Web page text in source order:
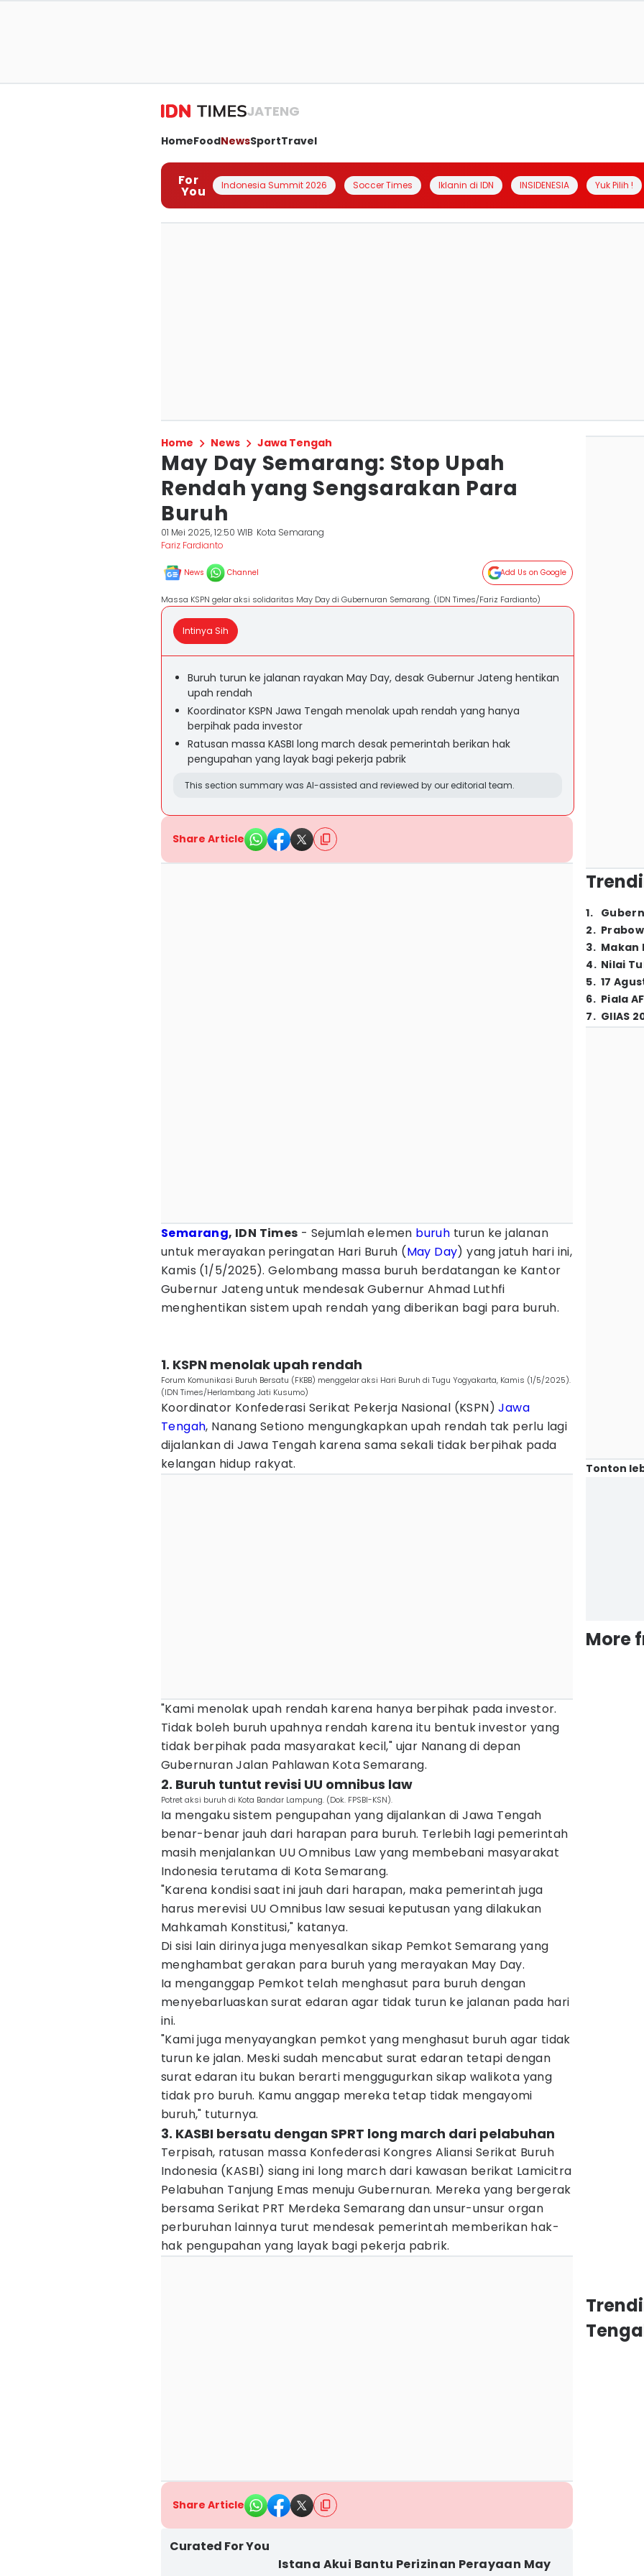
JATENG
HomeFoodNewsSportTravel
For
You Indonesia Summit 2026 Soccer Times Iklanin di IDN INSIDENESIA Yuk Pilih !
Home News Jawa Tengah
May Day Semarang: Stop Upah
Rendah yang Sengsarakan Para
Buruh
01 Mei 2025, 12:50 WIB Kota Semarang
Fariz Fardianto
News Channel Add Us on Google
Massa KSPN gelar aksi solidaritas May Day di Gubernuran Semarang. (IDN Times/Fariz Fardianto)
Intinya Sih
Buruh turun ke jalanan rayakan May Day, desak Gubernur Jateng hentikan
upah rendah
Koordinator KSPN Jawa Tengah menolak upah rendah yang hanya
berpihak pada investor
Ratusan massa KASBI long march desak pemerintah berikan hak
pengupahan yang layak bagi pekerja pabrik
This section summary was AI-assisted and reviewed by our editorial team.
Share Article
Semarang, IDN Times - Sejumlah elemen buruh turun ke jalanan
untuk merayakan peringatan Hari Buruh (May Day) yang jatuh hari ini,
Kamis (1/5/2025). Gelombang massa buruh berdatangan ke Kantor
Gubernur Jateng untuk mendesak Gubernur Ahmad Luthfi
menghentikan sistem upah rendah yang diberikan bagi para buruh.
1. KSPN menolak upah rendah
Forum Komunikasi Buruh Bersatu (FKBB) menggelar aksi Hari Buruh di Tugu Yogyakarta, Kamis (1/5/2025).
(IDN Times/Herlambang Jati Kusumo)
Koordinator Konfederasi Serikat Pekerja Nasional (KSPN)Jawa
Tengah, Nanang Setiono mengungkapkan upah rendah tak perlu lagi
dijalankan di Jawa Tengah karena sama sekali tidak berpihak pada
kelangan hidup rakyat.
"Kami menolak upah rendah karena hanya berpihak pada investor.
Tidak boleh buruh upahnya rendah karena itu bentuk investor yang
tidak berpihak pada masyarakat kecil," ujar Nanang di depan
Gubernuran Jalan Pahlawan Kota Semarang.
2. Buruh tuntut revisi UU omnibus law
Potret aksi buruh di Kota Bandar Lampung. (Dok. FPSBI-KSN).
Ia mengaku sistem pengupahan yang dijalankan di Jawa Tengah
benar-benar jauh dari harapan para buruh. Terlebih lagi pemerintah
masih menjalankan UU Omnibus Law yang membebani masyarakat
Indonesia terutama di Kota Semarang.
"Karena kondisi saat ini jauh dari harapan, maka pemerintah juga
harus merevisi UU Omnibus law sesuai keputusan yang dilakukan
Mahkamah Konstitusi," katanya.
Di sisi lain dirinya juga menyesalkan sikap Pemkot Semarang yang
menghambat gerakan para buruh yang merayakan May Day.
Ia menganggap Pemkot telah menghasut para buruh dengan
menyebarluaskan surat edaran agar tidak turun ke jalanan pada hari
ini.
"Kami juga menyayangkan pemkot yang menghasut buruh agar tidak
turun ke jalan. Meski sudah mencabut surat edaran tetapi dengan
surat edaran itu bukan berarti menggugurkan sikap walikota yang
tidak pro buruh. Kamu anggap mereka tetap tidak mengayomi
buruh," tuturnya.
3. KASBI bersatu dengan SPRT long march dari pelabuhan
Terpisah, ratusan massa Konfederasi Kongres Aliansi Serikat Buruh
Indonesia (KASBI) siang ini long march dari kawasan berikat Lamicitra
Pelabuhan Tanjung Emas menuju Gubernuran. Mereka yang bergerak
bersama Serikat PRT Merdeka Semarang dan unsur-unsur organ
perburuhan lainnya turut mendesak pemerintah memberikan hak-
hak pengupahan yang layak bagi pekerja pabrik.
Share Article
Curated For You
Istana Akui Bantu Perizinan Perayaan May
1.
2.
3. Makan
4. Nilai
5. 17
6. Piala
7. GIIAS
Tonton
More